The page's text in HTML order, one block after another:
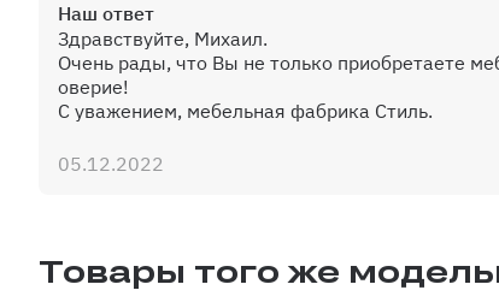
Наш ответ
Здравствуйте, Михаил.
Очень рады, что Вы не только приобретаете
оверие!
С уважением, мебельная фабрика Стиль.
05.12.2022
Товары того же